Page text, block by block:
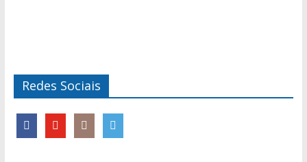
Redes Sociais